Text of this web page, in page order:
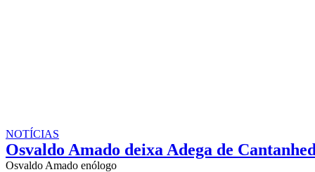
NOTÍCIAS
Osvaldo Amado deixa Adega de
Osvaldo Amado enólogo